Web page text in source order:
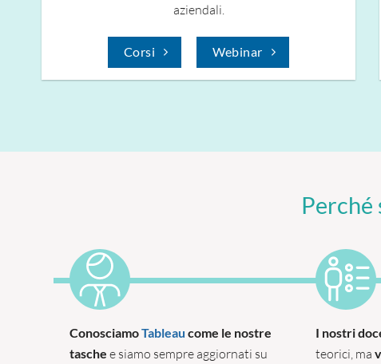
aziendali.
Corsi Webinar
Perché
ConosciamoTableau come le nostre
tasche e siamo sempre aggiornati su
I nostri
teorici, ma